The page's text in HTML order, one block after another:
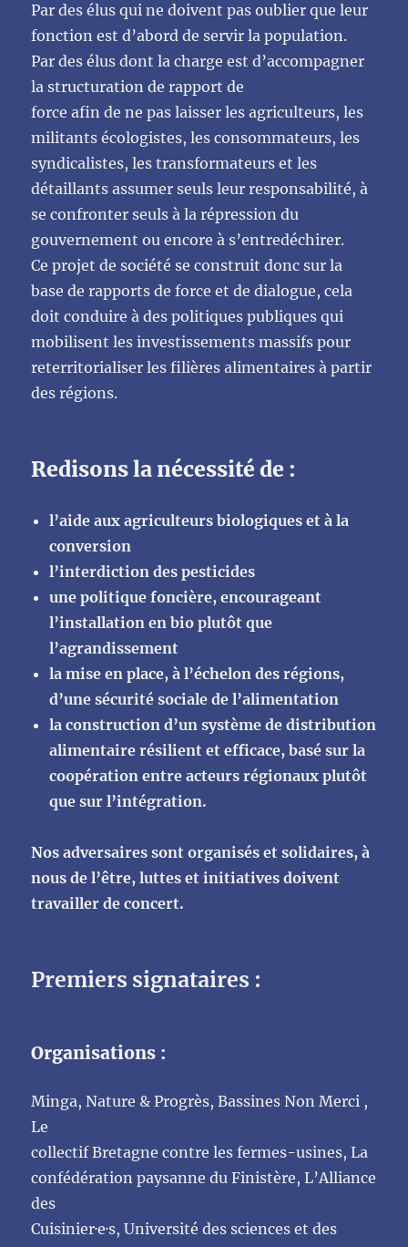
Par des élus qui ne doivent pas oublier que leur
fonction est d’abord de servir la population.
Par des élus dont la charge est d’accompagner
la structuration de rapport de
force afin de ne pas laisser les agriculteurs, les
militants écologistes, les consommateurs, les
syndicalistes, les transformateurs et les
détaillants assumer seuls leur responsabilité, à
se confronter seuls à la répression du
gouvernement ou encore à s’entredéchirer.
Ce projet de société se construit donc sur la
base de rapports de force et de dialogue, cela
doit conduire à des politiques publiques qui
mobilisent les investissements massifs pour
reterritorialiser les filières alimentaires à partir
des régions.
Redisons la nécessité de :
l’aide aux agriculteurs biologiques et à la
conversion
l’interdiction des pesticides
une politique foncière, encourageant
l’installation en bio plutôt que
l’agrandissement
la mise en place, à l’échelon des régions,
d’une sécurité sociale de l’alimentation
la construction d’un système de distribution
alimentaire résilient et efficace, basé sur la
coopération entre acteurs régionaux plutôt
que sur l’intégration.
Nos adversaires sont organisés et solidaires, à
nous de l’être, luttes et initiatives doivent
travailler de concert.
Premiers signataires :
Organisations :
Minga, Nature & Progrès, Bassines Non Merci ,
Le
collectif Bretagne contre les fermes-usines, La
confédération paysanne du Finistère, L’Alliance
des
Cuisinier·e·s, Université des sciences et des